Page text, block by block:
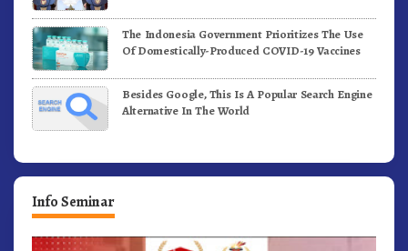
The Indonesia Government Prioritizes The Use
Of Domestically-Produced COVID-19 Vaccines
Besides Google, This Is A Popular Search Engine
Alternative In The World
Info Seminar